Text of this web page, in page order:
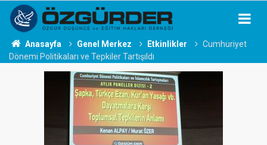
Anasayfa Genel Merkez Etkinlikler
Cumhuriyet
Dönemi Politikaları ve Tepkiler Tartışıldı